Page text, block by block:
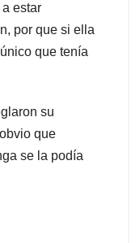
estar
por que si ella
que tenía
su
que
se la podía